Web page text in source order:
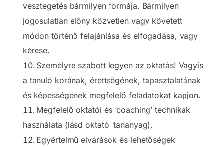
vesztegetés bármilyen formája. Bármilyen
jogosulatlan előny közvetlen vagy követett
módon történő felajánlása és elfogadása, vagy
kérése.
Személyre szabott legyen az oktatás! Vagyis
a tanuló korának, érettségének, tapasztalatának
és képességének megfelelő feladatokat kapjon.
Megfelelő oktatói és ‘coaching’ technikák
használata (lásd oktatói tananyag).
Egyértelmű elvárások és lehetőségek